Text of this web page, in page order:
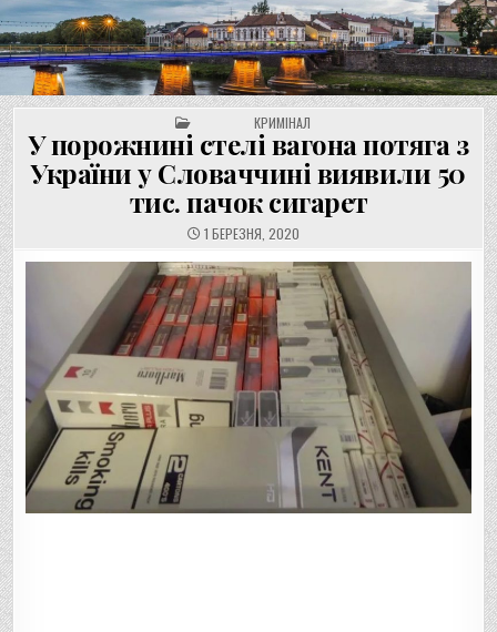
Перейти
до
вмісту
UNGVAR.UZ.UA
POSTED INКРИМІНАЛ
У порожнині стелі вагона потяга з
України у Словаччині виявили 50
тис. пачок сигарет
1 БЕРЕЗНЯ, 2020